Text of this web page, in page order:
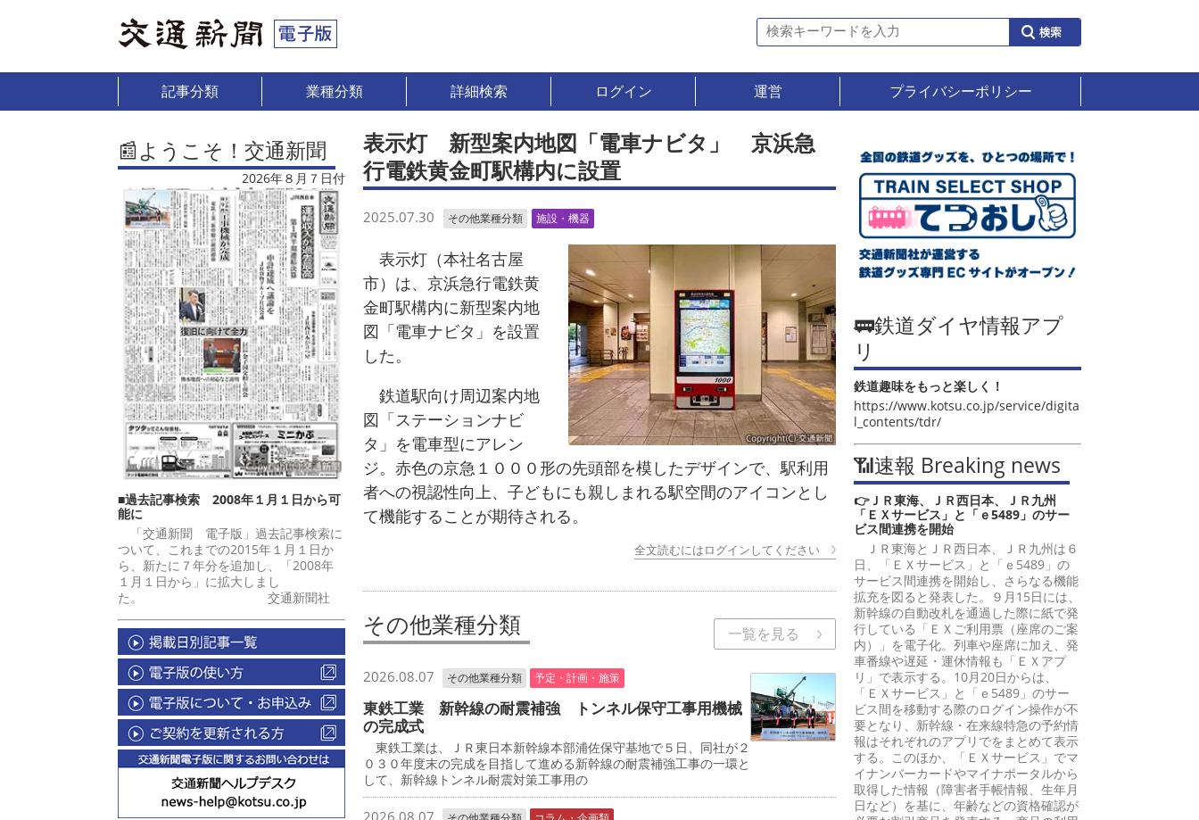
記事分類 業種分類 詳細検索 ログイン 運営 プライバシーポリシー
📰ようこそ！交通新聞
2026年８月７日付
■過去記事検索 2008年１月１日から可
能に
「交通新聞 電子版」過去記事検索に
ついて、これまでの2015年１月１日か
ら、新たに７年分を追加し、「2008年
１月１日から」に拡大しまし
た。 交通新聞社
表示灯 新型案内地図「電車ナビタ」 京浜急
行電鉄黄金町駅構内に設置
2025.07.30 その他業種分類 施設・機器
表示灯（本社名古屋
市）は、京浜急行電鉄黄
金町駅構内に新型案内地
図「電車ナビタ」を設置
した。
鉄道駅向け周辺案内地
図「ステーションナビ
タ」を電車型にアレン
ジ。赤色の京急１０００形の先頭部を模したデザインで、駅利用
者への視認性向上、子どもにも親しまれる駅空間のアイコンとし
て機能することが期待される。
全文読むにはログインしてください
その他業種分類 一覧を見る
2026.08.07 その他業種分類 予定・計画・施策
東鉄工業 新幹線の耐震補強 トンネル保守工事用機械
の完成式
東鉄工業は、ＪＲ東日本新幹線本部浦佐保守基地で５日、同社が２
０３０年度末の完成を目指して進める新幹線の耐震補強工事の一環と
して、新幹線トンネル耐震対策工事用の
2026.08.07
🚃鉄道ダイヤ情報アプ
リ
鉄道趣味をもっと楽しく！
https://www.kotsu.co.jp/service/digita
l_contents/tdr/
📶速報 Breaking news
👉ＪＲ東海、ＪＲ西日本、ＪＲ九州
「ＥＸサービス」と「ｅ5489」のサー
ビス間連携を開始
ＪＲ東海とＪＲ西日本、ＪＲ九州は６
日、「ＥＸサービス」と「ｅ5489」の
サービス間連携を開始し、さらなる機能
拡充を図ると発表した。９月15日には、
新幹線の自動改札を通過した際に紙で発
行している「ＥＸご利用票（座席のご案
内）」を電子化。列車や座席に加え、発
車番線や遅延・運休情報も「ＥＸアプ
リ」で表示する。10月20日からは、
「ＥＸサービス」と「ｅ5489」のサー
ビス間を移動する際のログイン操作が不
要となり、新幹線・在来線特急の予約情
報はそれぞれのアプリでをまとめて表示
する。このほか、「ＥＸサービス」でマ
イナンバーカードやマイナポータルから
取得した情報（障害者手帳情報、生年月
日など）を基に、年齢などの資格確認が